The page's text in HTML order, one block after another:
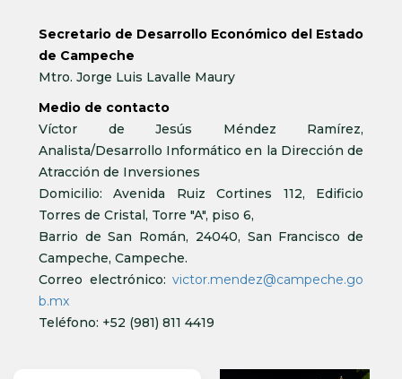
Secretario de Desarrollo Económico del Estado
de Campeche
Mtro. Jorge Luis Lavalle Maury
Medio de contacto
Víctor de Jesús Méndez Ramírez,
Analista/Desarrollo Informático en la Dirección de
Atracción de Inversiones
Domicilio: Avenida Ruiz Cortines 112, Edificio
Torres de Cristal, Torre "A", piso 6,
Barrio de San Román, 24040, San Francisco de
Campeche, Campeche.
Correo electrónico: victor.mendez@campeche.go
b.mx
Teléfono: +52 (981) 811 4419